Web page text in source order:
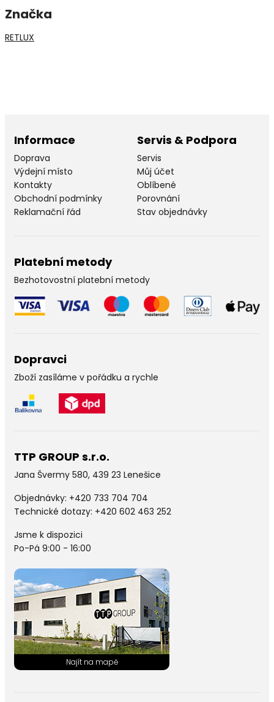
Značka
RETLUX
Informace
Doprava
Výdejní místo
Kontakty
Obchodní podmínky
Reklamační řád
Servis & Podpora
Servis
Můj účet
Oblíbené
Porovnání
Stav objednávky
Platební metody
Bezhotovostní platební metody
Dopravci
Zboží zasíláme v pořádku a rychle
TTP GROUP s.r.o.
Jana Švermy 580, 439 23 Lenešice
Objednávky: +420 733 704 704
Technické dotazy: +420 602 463 252
Jsme k dispozici
Po-Pá 9:00 - 16:00